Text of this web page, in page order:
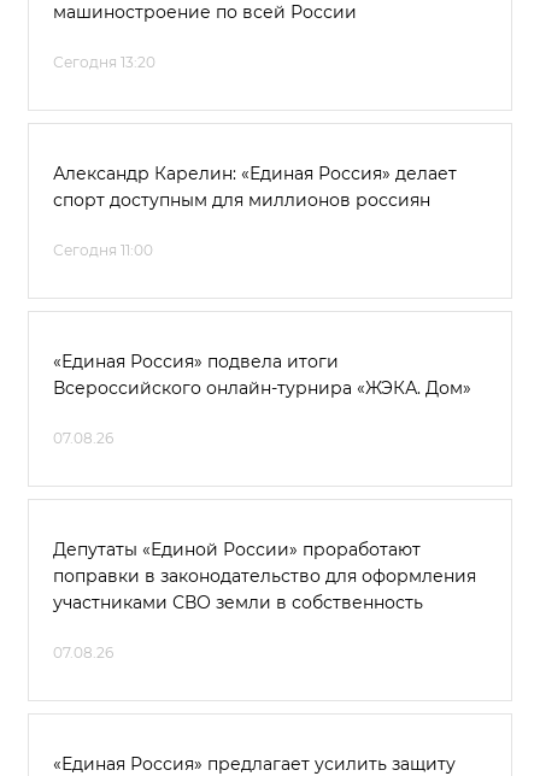
машиностроение по всей России
Сегодня 13:20
Александр Карелин: «Единая Россия» делает
спорт доступным для миллионов россиян
Сегодня 11:00
«Единая Россия» подвела итоги
Всероссийского онлайн-турнира «ЖЭКА. Дом»
07.08.26
Депутаты «Единой России» проработают
поправки в законодательство для оформления
участниками СВО земли в собственность
07.08.26
«Единая Россия» предлагает усилить защиту